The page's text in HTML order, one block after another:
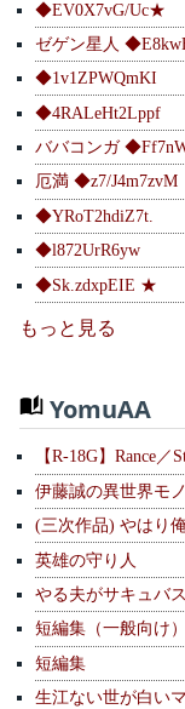
◆EV0X7vG/Uc★
ゼゲン星人
◆1v1ZPWQmKI
◆4RALeHt2Lppf
ババコンガ
厄満 ◆z7/J4m7zvM
◆YRoT2hdiZ7t.
◆l872UrR6yw
◆Sk.zdxpEIE ★
もっと見る
YomuAA
【R-18G】Rance
伊藤誠の異世界モノ
(三次作品) やはり
英雄の守り人
やる夫がサキュバ
短編集（一般向け）
短編集
生江ない世が白い